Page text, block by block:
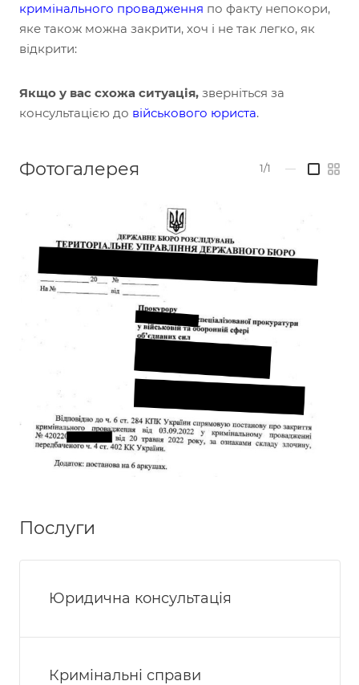
кримінального провадження по факту непокори,
яке також можна закрити, хоч і не так легко, як
відкрити:
Якщо у вас схожа ситуація, зверніться за
консультацією до військового юриста.
Фотогалерея 1/1 —
Послуги
Юридична консультація
Кримінальні справи